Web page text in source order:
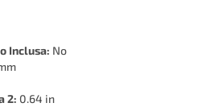
Inclusa: No
2: 0.64 in